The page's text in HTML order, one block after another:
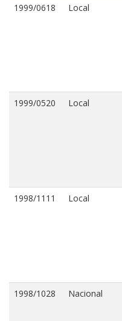
1999/0618 Local
1999/0520 Local
1998/1111 Local
1998/1028 Nacional